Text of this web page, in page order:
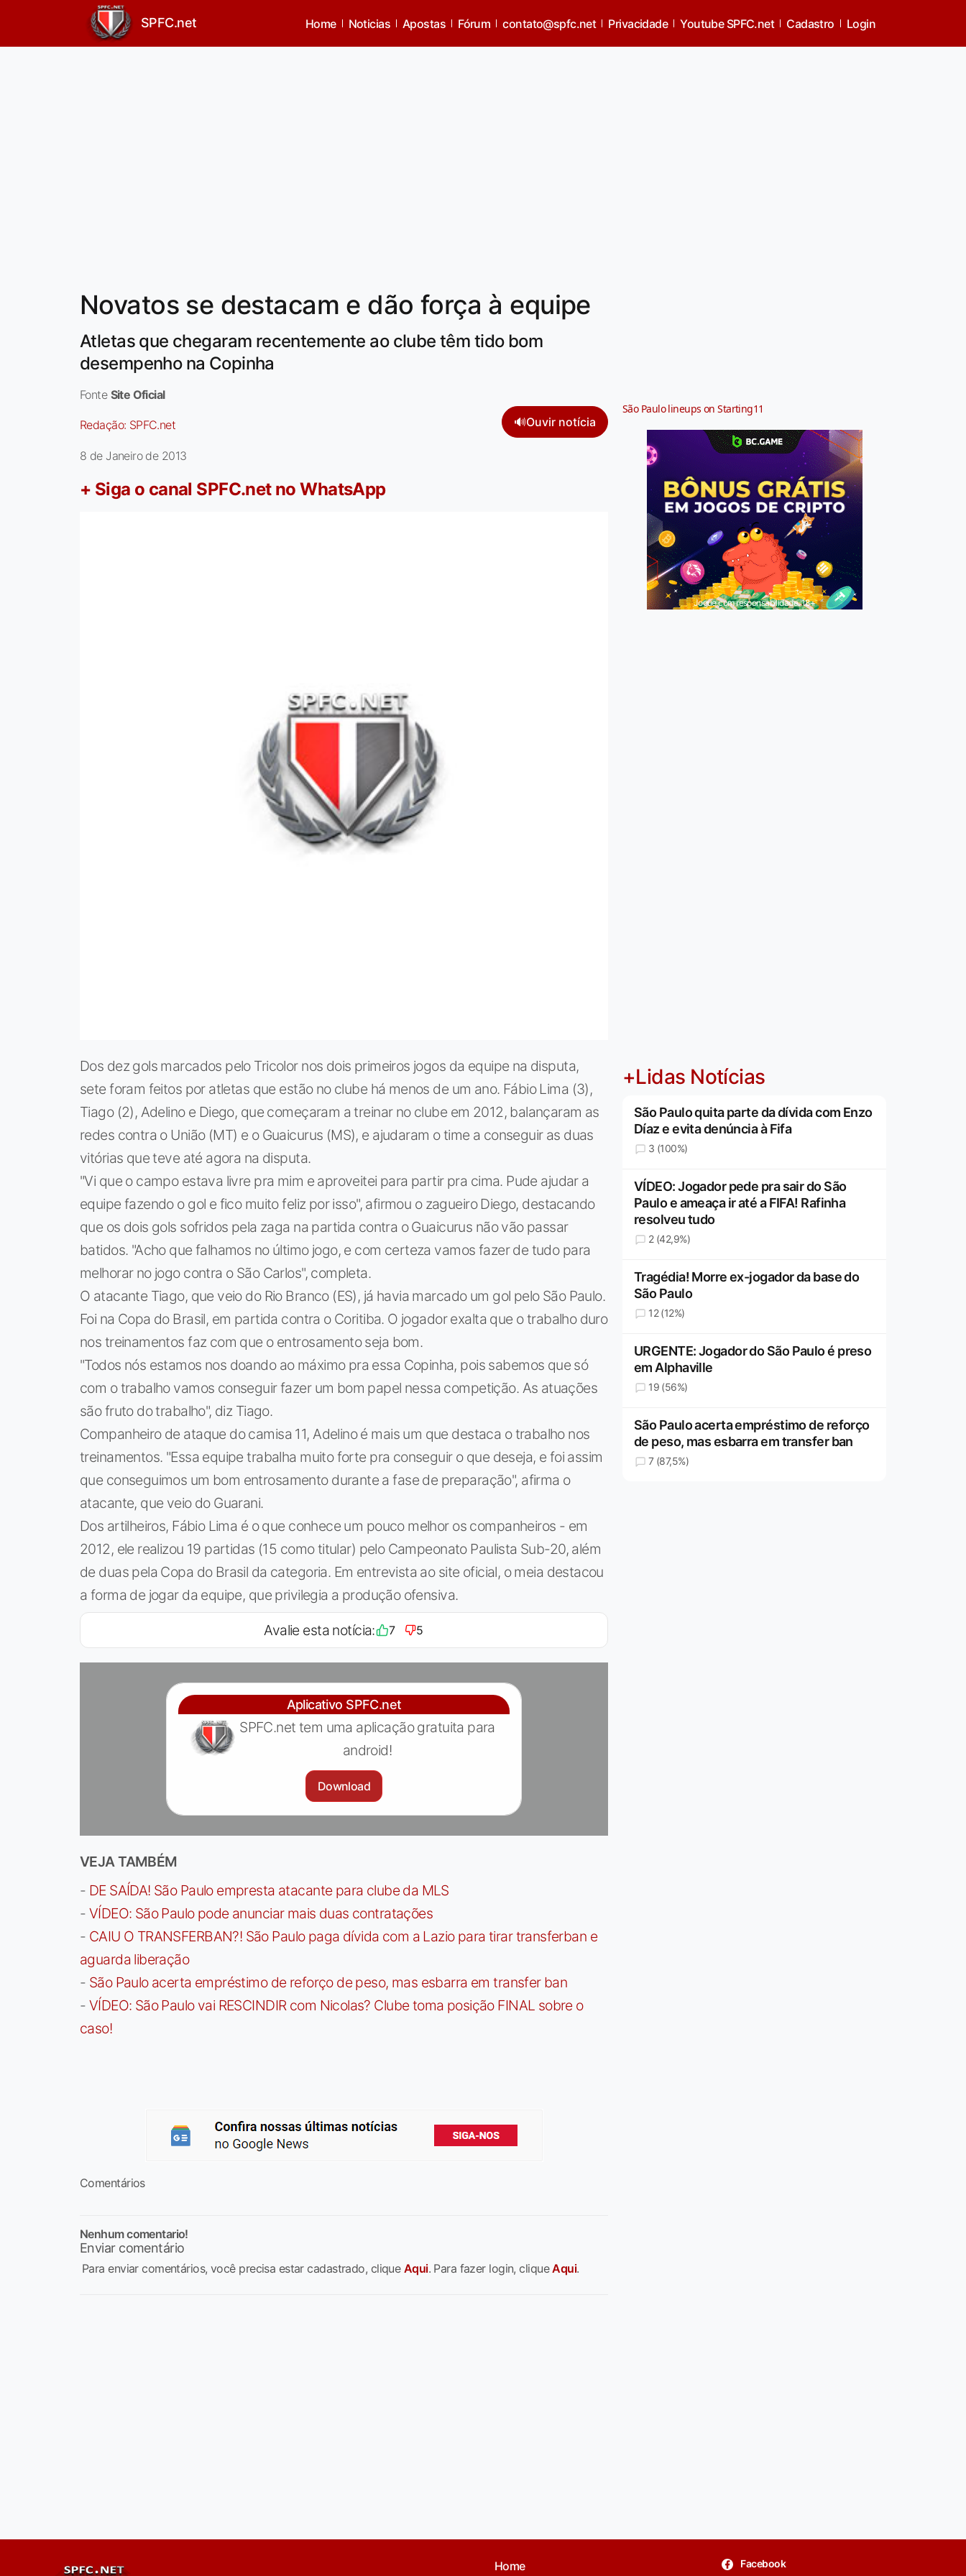
SPFC.net Home Noticias Apostas Fórum contato@spfc.net Privacidade Youtube SPFC.net Cadastro Login
Novatos se destacam e dão força à equipe
Atletas que chegaram recentemente ao clube têm tido bom
desempenho na Copinha
Fonte Site Oficial
Redação: SPFC.net 🔊Ouvir notícia
8 de Janeiro de 2013
+ Siga o canal SPFC.net no WhatsApp
Dos dez gols marcados pelo Tricolor nos dois primeiros jogos da equipe na disputa,
sete foram feitos por atletas que estão no clube há menos de um ano. Fábio Lima (3),
Tiago (2), Adelino e Diego, que começaram a treinar no clube em 2012, balançaram as
redes contra o União (MT) e o Guaicurus (MS), e ajudaram o time a conseguir as duas
vitórias que teve até agora na disputa.
"Vi que o campo estava livre pra mim e aproveitei para partir pra cima. Pude ajudar a
equipe fazendo o gol e fico muito feliz por isso", afirmou o zagueiro Diego, destacando
que os dois gols sofridos pela zaga na partida contra o Guaicurus não vão passar
batidos. "Acho que falhamos no último jogo, e com certeza vamos fazer de tudo para
melhorar no jogo contra o São Carlos", completa.
O atacante Tiago, que veio do Rio Branco (ES), já havia marcado um gol pelo São Paulo.
Foi na Copa do Brasil, em partida contra o Coritiba. O jogador exalta que o trabalho duro
nos treinamentos faz com que o entrosamento seja bom.
"Todos nós estamos nos doando ao máximo pra essa Copinha, pois sabemos que só
com o trabalho vamos conseguir fazer um bom papel nessa competição. As atuações
são fruto do trabalho", diz Tiago.
Companheiro de ataque do camisa 11, Adelino é mais um que destaca o trabalho nos
treinamentos. "Essa equipe trabalha muito forte pra conseguir o que deseja, e foi assim
que conseguimos um bom entrosamento durante a fase de preparação", afirma o
atacante, que veio do Guarani.
Dos artilheiros, Fábio Lima é o que conhece um pouco melhor os companheiros - em
2012, ele realizou 19 partidas (15 como titular) pelo Campeonato Paulista Sub-20, além
de duas pela Copa do Brasil da categoria. Em entrevista ao site oficial, o meia destacou
a forma de jogar da equipe, que privilegia a produção ofensiva.
Avalie esta notícia: 7 5
Aplicativo SPFC.net
SPFC.net tem uma aplicação gratuita para
android!
Download
VEJA TAMBÉM
- DE SAÍDA! São Paulo empresta atacante para clube da MLS
- VÍDEO: São Paulo pode anunciar mais duas contratações
- CAIU O TRANSFERBAN?! São Paulo paga dívida com a Lazio para tirar transferban e
aguarda liberação
- São Paulo acerta empréstimo de reforço de peso, mas esbarra em transfer ban
- VÍDEO: São Paulo vai RESCINDIR com Nicolas? Clube toma posição FINAL sobre o
caso!
Comentários
Nenhum comentario!
Enviar comentário
Para enviar comentários, você precisa estar cadastrado, clique Aqui. Para fazer login, cliqueAqui.
São Paulo lineups on Starting11
Jogue com responsabilidade. 18+
+Lidas Notícias
São Paulo quita parte da dívida com Enzo
Díaz e evita denúncia à Fifa
3 (100%)
VÍDEO: Jogador pede pra sair do São
Paulo e ameaça ir até a FIFA! Rafinha
resolveu tudo
2 (42,9%)
Tragédia! Morre ex-jogador da base do
São Paulo
12 (12%)
URGENTE: Jogador do São Paulo é preso
em Alphaville
19 (56%)
São Paulo acerta empréstimo de reforço
de peso, mas esbarra em transfer ban
7 (87,5%)
Home Facebook